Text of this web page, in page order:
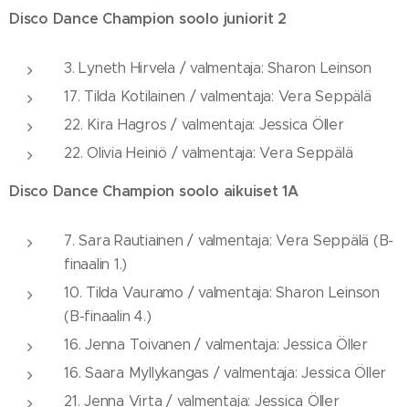
Disco Dance Champion soolo juniorit 2
3. Lyneth Hirvela / valmentaja: Sharon Leinson
17. Tilda Kotilainen / valmentaja: Vera Seppälä
22. Kira Hagros / valmentaja: Jessica Öller
22. Olivia Heiniö / valmentaja: Vera Seppälä
Disco Dance Champion soolo aikuiset 1A
7. Sara Rautiainen / valmentaja: Vera Seppälä (B-
finaalin 1.)
10. Tilda Vauramo / valmentaja: Sharon Leinson
(B-finaalin 4.)
16. Jenna Toivanen / valmentaja: Jessica Öller
16. Saara Myllykangas / valmentaja: Jessica Öller
21. Jenna Virta / valmentaja: Jessica Öller